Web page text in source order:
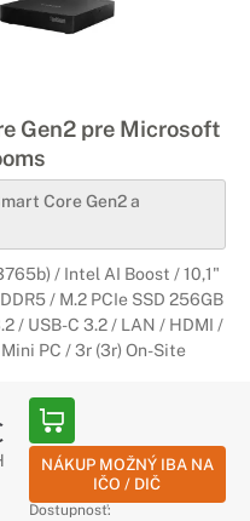
Gen2 pre Microsoft
Core Gen2 a
/ Intel AI Boost / 10,1"
/ M.2 PCIe SSD 256GB
/ USB-C 3.2 / LAN / HDMI /
PC / 3r (3r) On-Site
NÁKUP MOŽNÝ IBA NA
IČO / DIČ
Dostupnosť: